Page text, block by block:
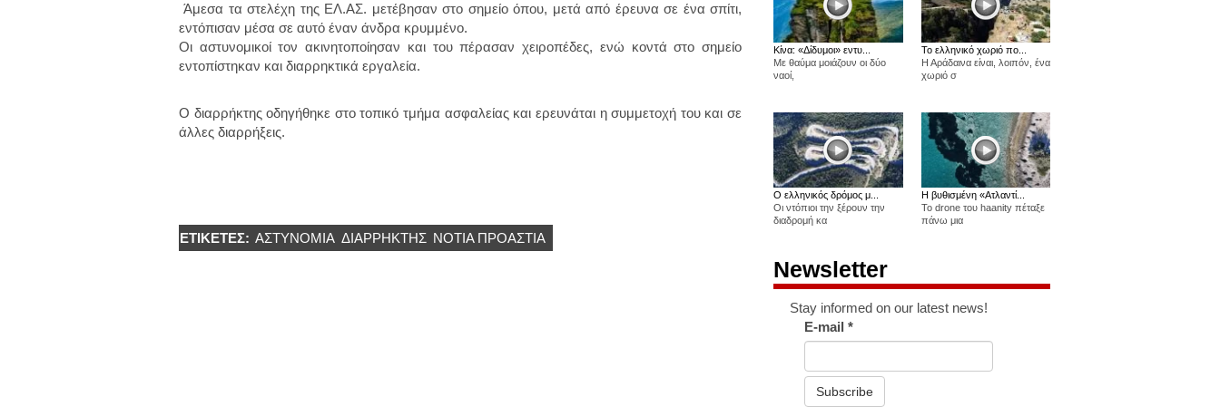
Άμεσα τα στελέχη της ΕΛ.ΑΣ. μετέβησαν στο σημείο όπου, μετά από έρευνα σε ένα σπίτι,
εντόπισαν μέσα σε αυτό έναν άνδρα κρυμμένο.
Οι αστυνομικοί τον ακινητοποίησαν και του πέρασαν χειροπέδες, ενώ κοντά στο σημείο
εντοπίστηκαν και διαρρηκτικά εργαλεία.
Ο διαρρήκτης οδηγήθηκε στο τοπικό τμήμα ασφαλείας και ερευνάται η συμμετοχή του και σε
άλλες διαρρήξεις.
ΕΤΙΚΈΤΕΣ: ΑΣΤΥΝΟΜΊΑ ΔΙΑΡΡΉΚΤΗΣ ΝΌΤΙΑ ΠΡΟΆΣΤΙΑ
Κίνα: «Δίδυμοι» εντυ...
Με θαύμα μοιάζουν οι δύο
ναοί,
Το ελληνικό χωριό πο...
Η Αράδαινα είναι, λοιπόν, ένα
χωριό σ
Ο ελληνικός δρόμος μ...
Οι ντόπιοι την ξέρουν την
διαδρομή κα
Η βυθισμένη «Ατλαντί...
Το drone του haanity πέταξε
πάνω μια
Newsletter
Stay informed on our latest news!
E-mail*
Subscribe